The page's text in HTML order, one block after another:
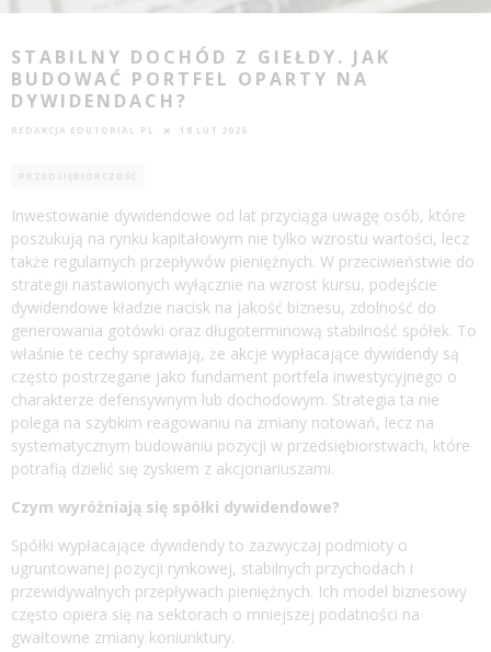
STABILNY DOCHÓD Z GIEŁDY. JAK
BUDOWAĆ PORTFEL OPARTY NA
DYWIDENDACH?
REDAKCJA EDUTORIAL.PL 18 LUT 2026
PRZEDSIĘBIORCZOŚĆ
Inwestowanie dywidendowe od lat przyciąga uwagę osób, które
poszukują na rynku kapitałowym nie tylko wzrostu wartości, lecz
także regularnych przepływów pieniężnych. W przeciwieństwie do
strategii nastawionych wyłącznie na wzrost kursu, podejście
dywidendowe kładzie nacisk na jakość biznesu, zdolność do
generowania gotówki oraz długoterminową stabilność spółek. To
właśnie te cechy sprawiają, że akcje wypłacające dywidendy są
często postrzegane jako fundament portfela inwestycyjnego o
charakterze defensywnym lub dochodowym. Strategia ta nie
polega na szybkim reagowaniu na zmiany notowań, lecz na
systematycznym budowaniu pozycji w przedsiębiorstwach, które
potrafią dzielić się zyskiem z akcjonariuszami.
Czym wyróżniają się spółki dywidendowe?
Spółki wypłacające dywidendy to zazwyczaj podmioty o
ugruntowanej pozycji rynkowej, stabilnych przychodach i
przewidywalnych przepływach pieniężnych. Ich model biznesowy
często opiera się na sektorach o mniejszej podatności na
gwałtowne zmiany koniunktury.